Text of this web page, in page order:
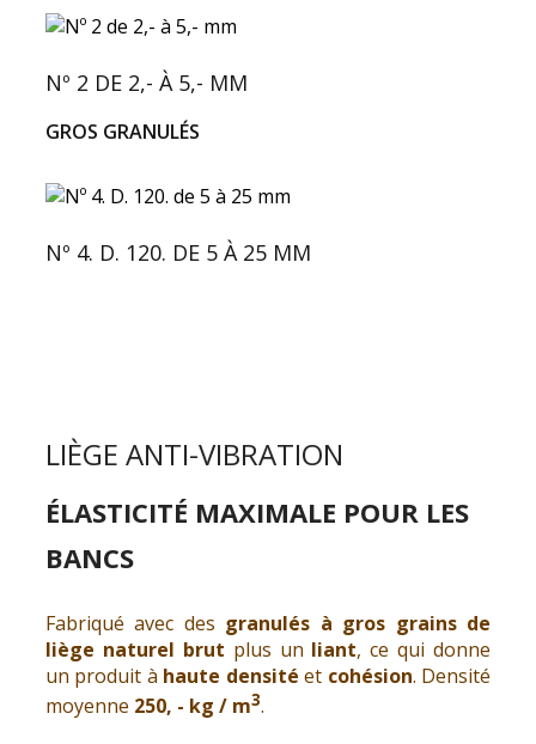
Nº 2 DE 2,- À 5,- MM
GROS GRANULÉS
Nº 4. D. 120. DE 5 À 25 MM
LIÈGE ANTI-VIBRATION
ÉLASTICITÉ MAXIMALE POUR LES
BANCS
Fabriqué avec des granulés à gros grains de
liège naturel brut plus un liant, ce qui donne
un produit à haute densité et cohésion. Densité
moyenne 250, - kg / m3.